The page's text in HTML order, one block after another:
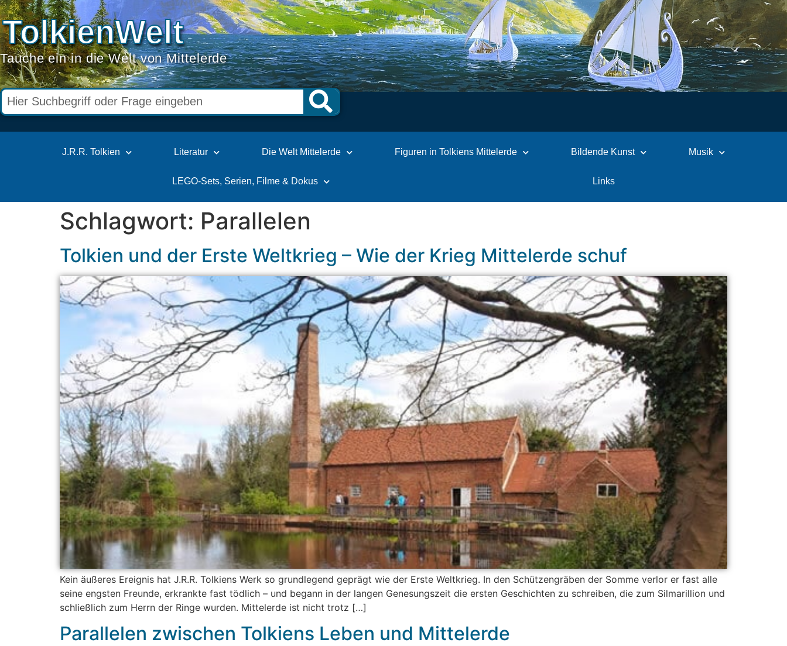
TolkienWelt
Tauche ein in die Welt von Mittelerde
J.R.R. Tolkien Literatur Die Welt Mittelerde Figuren in Tolkiens Mittelerde Bildende Kunst Musik
LEGO-Sets, Serien, Filme & Dokus Links
Schlagwort: Parallelen
Tolkien und der Erste Weltkrieg – Wie der Krieg Mittelerde schuf
Kein äußeres Ereignis hat J.R.R. Tolkiens Werk so grundlegend geprägt wie der Erste Weltkrieg. In den Schützengräben der Somme verlor er fast alle
seine engsten Freunde, erkrankte fast tödlich – und begann in der langen Genesungszeit die ersten Geschichten zu schreiben, die zum Silmarillion und
schließlich zum Herrn der Ringe wurden. Mittelerde ist nicht trotz […]
Parallelen zwischen Tolkiens Leben und Mittelerde